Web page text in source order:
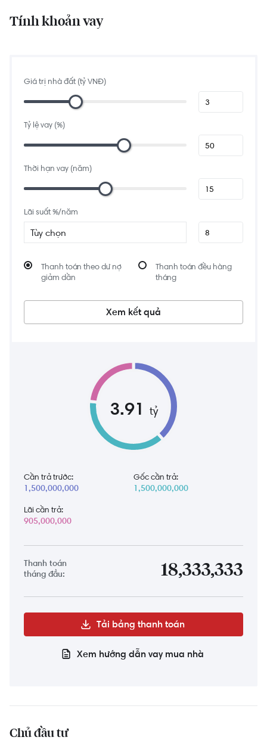
PJH9+GX9, An Lạc, Bình Tân, Thành phố Hồ Chí Minh, Việt Nam
425 Kinh Dương Vương, An Lạc, Bình Tân, Thành phố Hồ Chí Minh 71906, Việt
PJM5+7HF, An Lạc A, Bình Tân, Thành phố Hồ Chí Minh, Việt Nam
1.7 km
235 Chợ Lớn, Phường 11, Quận 6, Thành phố Hồ Chí Minh, Việt Nam
Coffee Phương Vy
Tính khoản vay
Giá trị nhà đất (tỷ VNĐ)
Tỷ lệ vay (%)
Thời hạn vay (năm)
Lãi suất %/năm
Tùy chọn
Thanh toán theo dư nợ
giảm dần
Thanh toán đều hàng
tháng
Xem kết quả
3.91 tỷ
Cần trả trước:
1,500,000,000
Gốc cần trả:
1,500,000,000
Lãi cần trả:
905,000,000
Thanh toán
tháng đầu:
18,333,333
Tải bảng thanh toán
Xem hướng dẫn vay mua nhà
Chủ đầu tư